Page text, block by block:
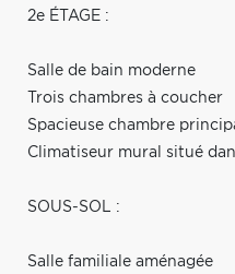
2e ÉTAGE :
Salle de bain moderne
Trois chambres à coucher
Spacieuse chambre
Climatiseur mural situé
SOUS-SOL :
Salle familiale aménagée